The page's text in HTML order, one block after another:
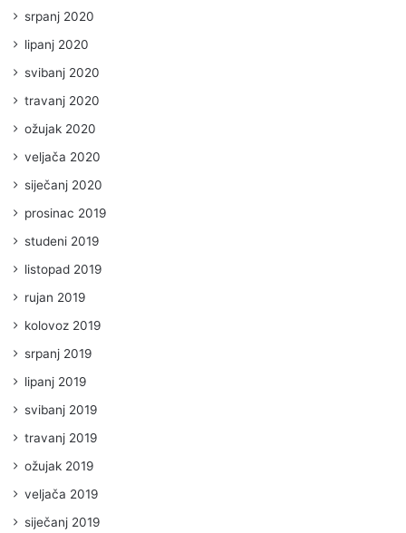
srpanj 2020
lipanj 2020
svibanj 2020
travanj 2020
ožujak 2020
veljača 2020
siječanj 2020
prosinac 2019
studeni 2019
listopad 2019
rujan 2019
kolovoz 2019
srpanj 2019
lipanj 2019
svibanj 2019
travanj 2019
ožujak 2019
veljača 2019
siječanj 2019